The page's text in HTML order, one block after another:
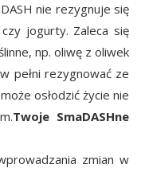
nie rezygnuje się
jogurty. Zaleca się
np. oliwę z oliwek
pełni rezygnować ze
osłodzić życie nie
Twoje SmaDASHne
zmian w